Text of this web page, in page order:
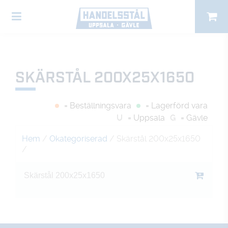
SKÄRSTÅL 200X25X1650
= Beställningsvara
= Lagerförd vara
U
= Uppsala G = Gävle
Hem / Okategoriserad / Skärstål 200x25x1650
/
Skärstål 200x25x1650